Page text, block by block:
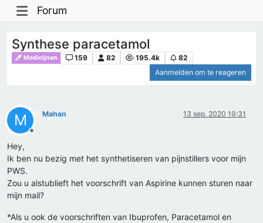
Forum
Synthese paracetamol
Medicijnen 159 82 195.4k
82
Aanmelden om te reageren
M
Offline
Mahan 13 sep. 2020 19:31
Hey,
Ik ben nu bezig met het synthetiseren van pijnstillers voor mijn
PWS.
Zou u alstublieft het voorschrift van Aspirine kunnen sturen naar
mijn mail?
*Als u ook de voorschriften van Ibuprofen, Paracetamol en